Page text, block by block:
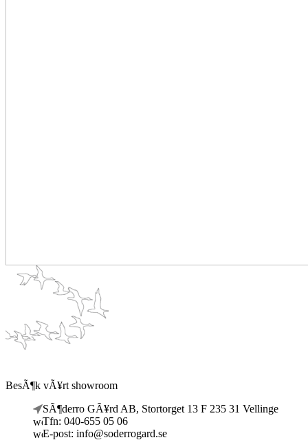
BesÃ¶k vÃ¥rt showroom
SÃ¶derro GÃ¥rd AB, Stortorget 13 F 235 31 Vellinge
Tfn: 040-655 05 06
E-post: info@soderrogard.se